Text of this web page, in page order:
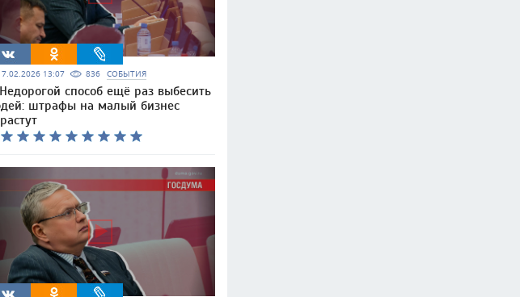
13:07 836 СОБЫТИЯ
Недорогой способ ещё раз выбесить
штрафы на малый бизнес